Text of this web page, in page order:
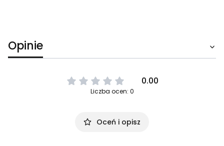
Opinie
0.00
Liczba ocen: 0
Oceń i opisz